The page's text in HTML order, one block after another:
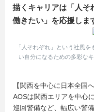
描くキャリアは「人そ
働きたい」を応援しま
「人それぞれ」という社風
い自分になるための多彩な
【関西を中心に日本全国
AOSは関西エリアを中心
巡回警備など、幅広い警